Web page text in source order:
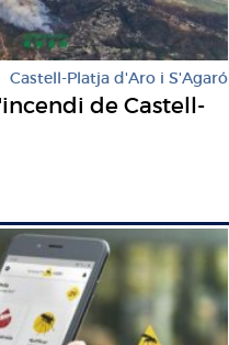
Castell-Platja d'Aro i S'Agaró
de Castell-